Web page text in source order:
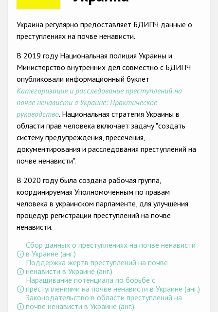
Anti-Roma hate crime
Anti-Semitic hate crime
Anti-Muslim hate crime
Anti-Christian hate crime
Other hate crime based on religion or belief
Anti-LGBTI hate crime
Проекты БДИПЧ
Организации гражданского общества
Государства-участники
Украина регулярно предоставляет БДИПЧ данные о
преступлениях на почве ненависти.
В 2019 году Национальная полиция Украины и
Министерство внутренних дел совместно с БДИПЧ
опубликовали информационный буклет
Категоризация и расследование преступлений на
почве ненависти в Украине: Практическое
руководство. Национальная стратегия Украины в
области прав человека включает задачу "создать
систему предупреждения, пресечения,
документирования и расследования преступлений на
почве ненависти".
В 2020 году была создана рабочая группа,
координируемая Уполномоченным по правам
человека в украинском парламенте, для улучшения
процедур регистрации преступлений на почве
ненависти.
Сбор данных о преступлениях на почве ненависти
в Украине (анг.)
Поддержка жертв преступлений на почве
ненависти в Украине (анг.)
Наращивание потенциала по борьбе с
преступлениями на почве ненависти в Украине (анг.)
Законодательство в области преступлений на
почве ненависти в Украине (анг.)